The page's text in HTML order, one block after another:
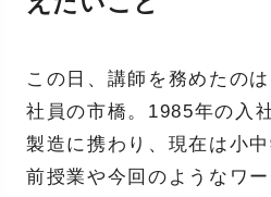
この日、講師を務めたの
社員の市橋。1985年の入
製造に携わり、現在は小
前授業や今回のようなワ